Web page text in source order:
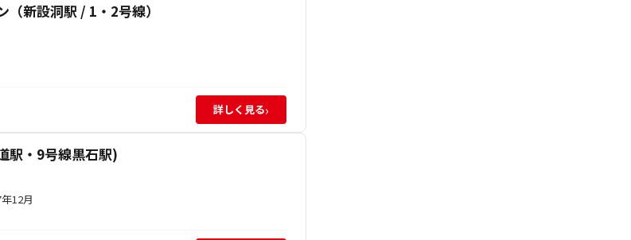
（新設洞駅 / 1・2号線）
詳しく見る›
駅・9号線黒石駅)
12月